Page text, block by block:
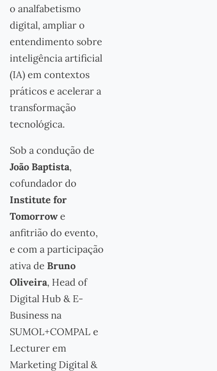
o analfabetismo
digital, ampliar o
entendimento sobre
inteligência artificial
(IA) em contextos
práticos e acelerar a
transformação
tecnológica.
Sob a condução de
João Baptista,
cofundador do
Institute for
Tomorrowe
anfitrião do evento,
e com a participação
ativa de Bruno
Oliveira, Head of
Digital Hub & E-
Business na
SUMOL+COMPAL e
Lecturer em
Marketing Digital &